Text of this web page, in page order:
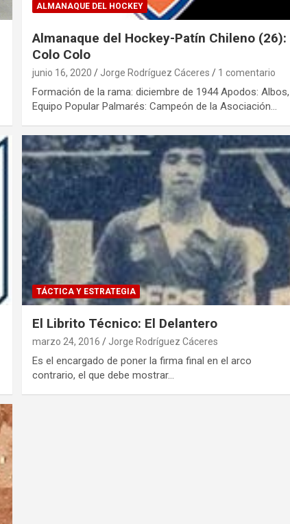
ALMANAQUE DEL HOCKEY
Almanaque del Hockey-Patín Chileno (26):
Colo Colo
junio 16, 2020 Jorge Rodríguez Cáceres 1 comentario
Formación de la rama: diciembre de 1944 Apodos: Albos,
Equipo Popular Palmarés: Campeón de la Asociación…
TÁCTICA Y ESTRATEGIA
El Librito Técnico: El Delantero
marzo 24, 2016 Jorge Rodríguez Cáceres
Es el encargado de poner la firma final en el arco
contrario, el que debe mostrar…